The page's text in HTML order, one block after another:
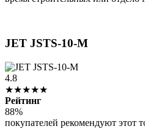
JET JSTS-10-M
4.8
★★★★★
Рейтинг
88%
покупателей рекомендуют этот